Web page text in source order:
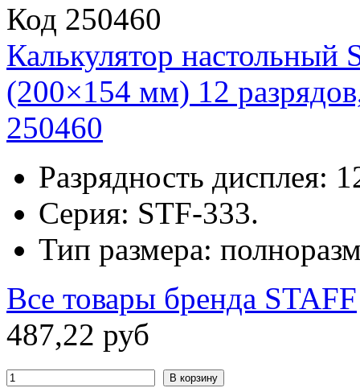
Код 250460
Калькулятор
(200×154 мм) 12
250460
Разрядность дисплея:
Серия: STF-333.
Тип размера:
Все товары бренда STAFF
487,22 руб
В корзину